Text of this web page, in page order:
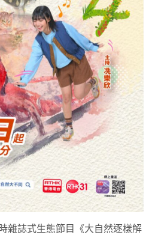
雜誌式生態節目《大自然逐樣解